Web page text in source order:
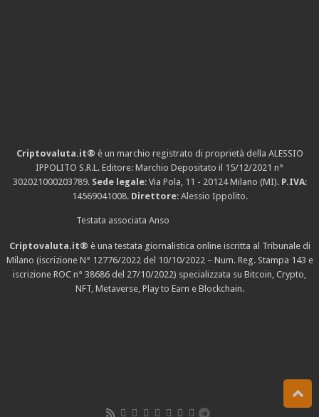
Criptovaluta.it® è un marchio registrato di proprietà della ALESSIO
IPPOLITO S.R.L. Editore: Marchio Depositato il 15/12/2021 n°
302021000203789. Sede legale: Via Pola, 11 - 20124 Milano (MI). P.IVA:
14569041008. Direttore: Alessio Ippolito.
Testata associata Anso
Criptovaluta.it® è una testata giornalistica online iscritta al Tribunale di
Milano (iscrizione N° 12776/2022 del 10/10/2022 – Num. Reg. Stampa 143 e
iscrizione ROC n° 38686 del 27/10/2022) specializzata su Bitcoin, Crypto,
NFT, Metaverse, Play to Earn e Blockchain.